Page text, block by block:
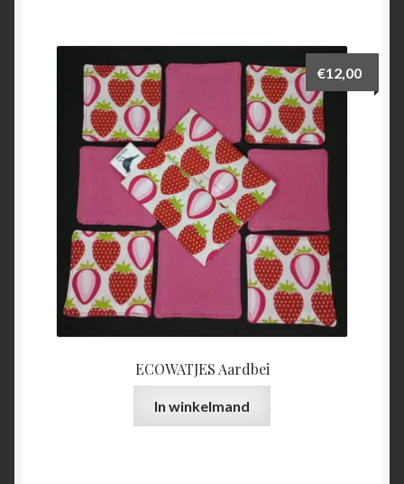
ECOWATJES Aardbei
€12,00
In winkelmand